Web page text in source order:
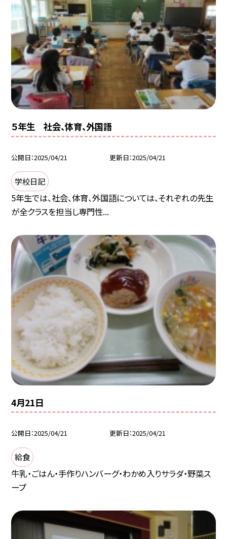
５年生 社会、体育、外国語
公開日 2025/04/21 更新日 2025/04/21
学校日記
5年生では、社会、体育、外国語については、それぞれの先生
が全クラスを担当し専門性...
4月21日
公開日 2025/04/21 更新日 2025/04/21
給食
牛乳・ごはん・手作りハンバーグ・わかめ入りサラダ・野菜ス
ープ